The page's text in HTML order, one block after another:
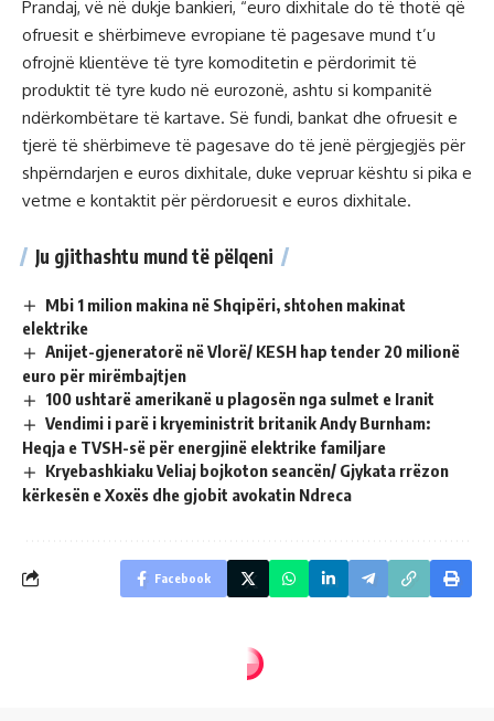
Prandaj, vë në dukje bankieri, “euro dixhitale do të thotë që
ofruesit e shërbimeve evropiane të pagesave mund t’u
ofrojnë klientëve të tyre komoditetin e përdorimit të
produktit të tyre kudo në eurozonë, ashtu si kompanitë
ndërkombëtare të kartave. Së fundi, bankat dhe ofruesit e
tjerë të shërbimeve të pagesave do të jenë përgjegjës për
shpërndarjen e euros dixhitale, duke vepruar kështu si pika e
vetme e kontaktit për përdoruesit e euros dixhitale.
Ju gjithashtu mund të pëlqeni
Mbi 1 milion makina në Shqipëri, shtohen makinat
elektrike
Anijet-gjeneratorë në Vlorë/ KESH hap tender 20 milionë
euro për mirëmbajtjen
100 ushtarë amerikanë u plagosën nga sulmet e Iranit
Vendimi i parë i kryeministrit britanik Andy Burnham:
Heqja e TVSH-së për energjinë elektrike familjare
Kryebashkiaku Veliaj bojkoton seancën/ Gjykata rrëzon
kërkesën e Xoxës dhe gjobit avokatin Ndreca
Facebook